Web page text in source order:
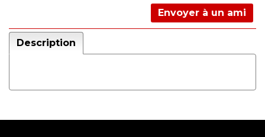
Envoyer à un ami
Description